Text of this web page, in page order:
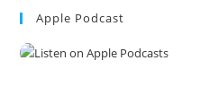
Für
13
Apple Podcast